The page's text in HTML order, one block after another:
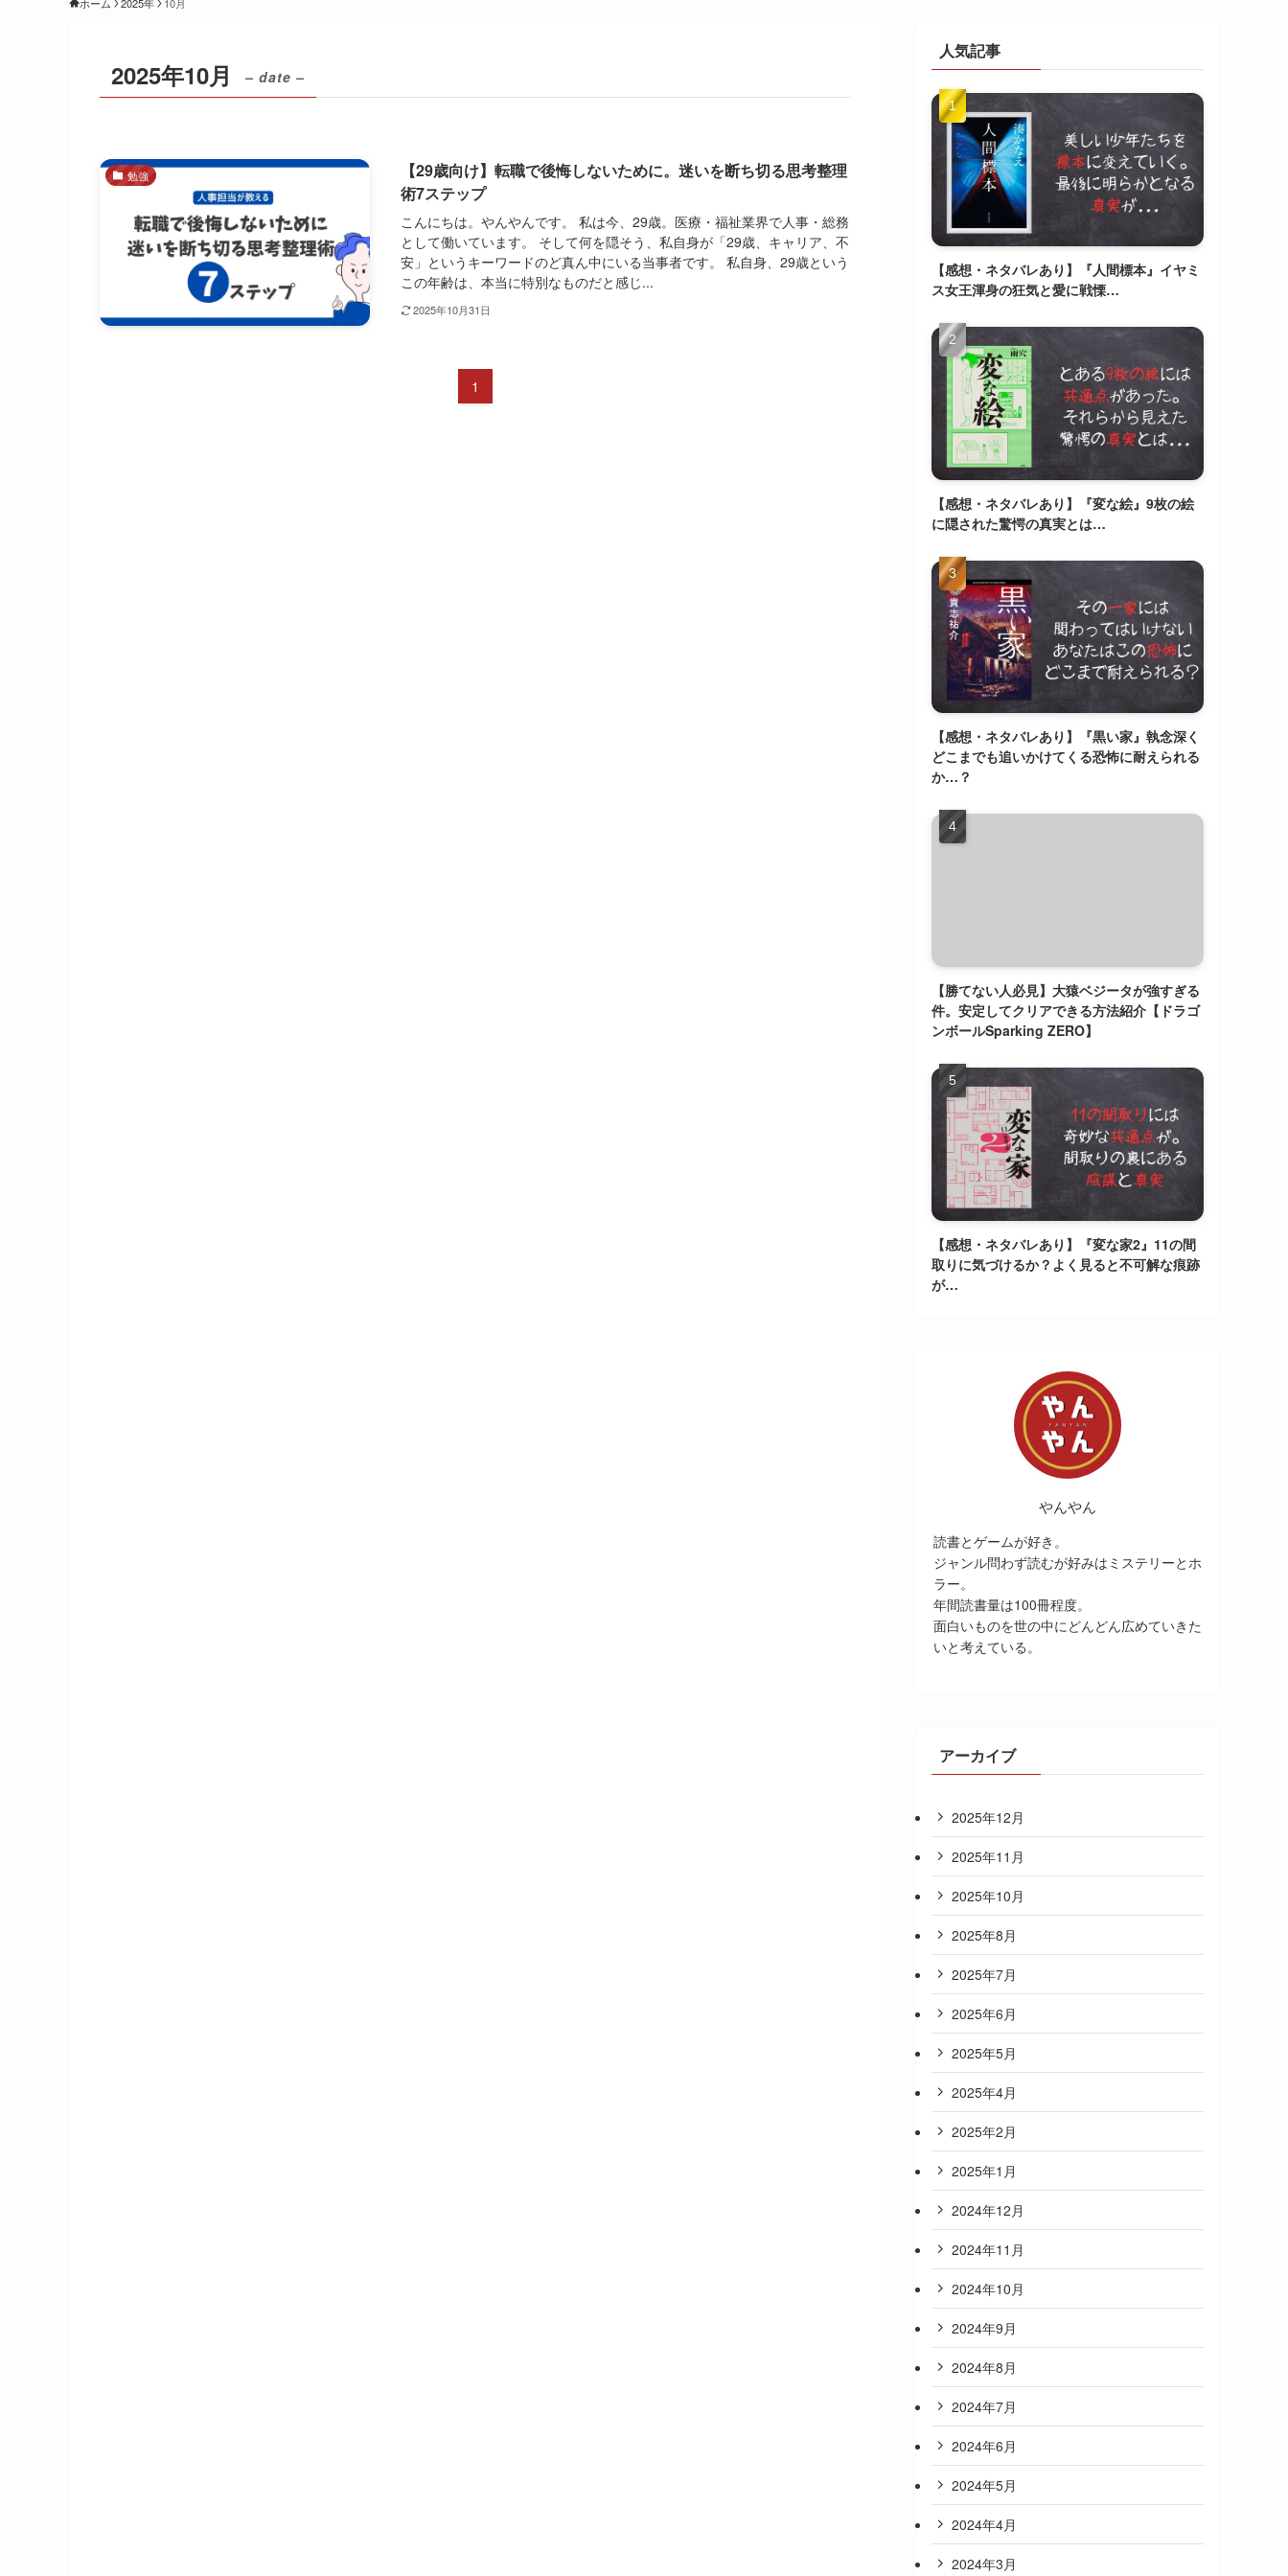
2025年10月 – date –
勉強
【29歳向け】転職で後悔しないために。迷いを断ち切る思考整理
術7ステップ
こんにちは。やんやんです。 私は今、29歳。医療・福祉業界で人事・総務
として働いています。 そして何を隠そう、私自身が「29歳、キャリア、不
安」というキーワードのど真ん中にいる当事者です。 私自身、29歳という
この年齢は、本当に特別なものだと感じ...
2025年10月31日
1
人気記事
【感想・ネタバレあり】『人間標本』イヤミ
ス女王渾身の狂気と愛に戦慄…
【感想・ネタバレあり】『変な絵』9枚の絵
に隠された驚愕の真実とは…
【感想・ネタバレあり】『黒い家』執念深く
どこまでも追いかけてくる恐怖に耐えられる
か…？
【勝てない人必見】大猿ベジータが強すぎる
件。安定してクリアできる方法紹介【ドラゴ
ンボールSparking ZERO】
【感想・ネタバレあり】『変な家2』11の間
取りに気づけるか？よく見ると不可解な痕跡
が…
やんやん
読書とゲームが好き。
ジャンル問わず読むが好みはミステリーとホ
ラー。
年間読書量は100冊程度。
面白いものを世の中にどんどん広めていきた
いと考えている。
アーカイブ
2025年12月
2025年11月
2025年10月
2025年8月
2025年7月
2025年6月
2025年5月
2025年4月
2025年2月
2025年1月
2024年12月
2024年11月
2024年10月
2024年9月
2024年8月
2024年7月
2024年6月
2024年5月
2024年4月
2024年3月